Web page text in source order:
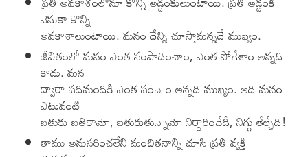
వెనుకా కొన్ని
అవకాశాలుంటాయి. మనం దేన్ని చూస్తామన్నదే ముఖ్యం.
జీవితంలో మనం ఎంత సంపాదించాం, ఎంత పోగేశాం అన్నది
కాదు. మన
ద్వారా పదిమందికి ఎంత పంచాం అన్నది ముఖ్యం. అది మనం
ఎటువంటి
బతుకు బతికామో, బతుకుతున్నామో నిర్దారించేదీ, నిగ్గు తేల్చేది!
తాము అనుసరించలేని మంచితనాన్ని చూసి ప్రతి వ్యక్తి